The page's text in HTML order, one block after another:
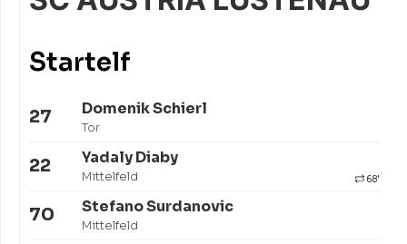
Startelf
27 Domenik Schierl
Tor
22 Yadaly Diaby
Mittelfeld 68'
70 Stefano Surdanovic
Mittelfeld